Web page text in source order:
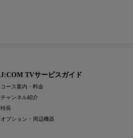
J:COM TVサービスガイド
コース案内・料金
チャンネル紹介
特長
オプション・周辺機器